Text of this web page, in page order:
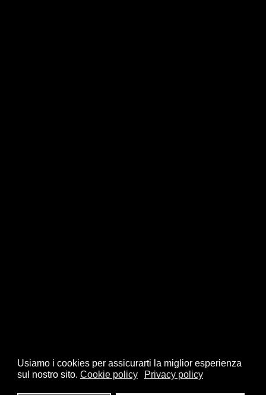
Usiamo i cookies per assicurarti la miglior esperienza
sul nostro sito. Cookie policy Privacy policy